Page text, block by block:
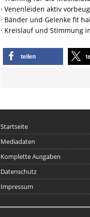
· Venenleiden aktiv
· Bänder und Gelenke fit
· Kreislauf und Stimmung
teilen
Startseite
Mediadaten
Komplette Ausgaben
Datenschutz
Impressum